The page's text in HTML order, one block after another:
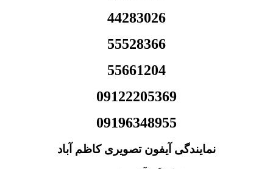
44283026
55528366
55661204
09122205369
09196348955
نمایندگی آیفون تصویری کاظم آباد